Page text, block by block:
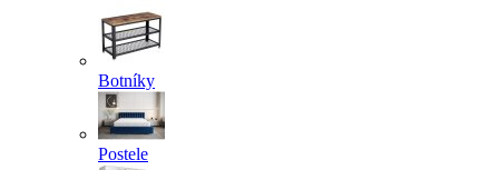
Botníky
Postele